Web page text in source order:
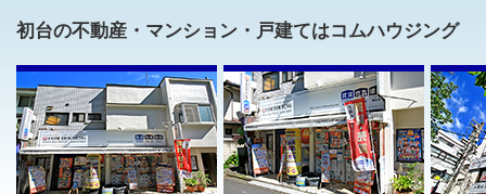
初台の不動産・マンション・戸建てはコムハウジング